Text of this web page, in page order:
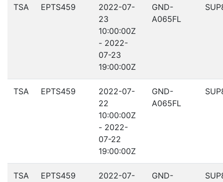
TSA EPTS459
2022-07-
23
10:00:00Z
- 2022-
07-23
19:00:00Z
GND-
A065FL
TSA EPTS459
2022-07-
22
10:00:00Z
- 2022-
07-22
19:00:00Z
GND-
A065FL
TSA EPTS459
2022-07-
GND-